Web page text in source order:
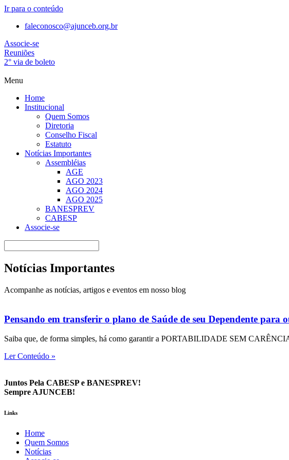
Ir para o conteúdo
faleconosco@ajunceb.org.br
Associe-se
Reuniões
2° via de boleto
Menu
Home
Institucional
Quem Somos
Diretoria
Conselho Fiscal
Estatuto
Notícias Importantes
Assembléias
AGE
AGO 2023
AGO 2024
AGO 2025
BANESPREV
CABESP
Associe-se
Notícias Importantes
Acompanhe as notícias, artigos e eventos em nosso blog
Pensando em transferir o plano de Saúde de seu Dependente
Saiba que, de forma simples, há como garantir a PORTABILIDADE SEM
Ler Conteúdo »
Juntos Pela CABESP e BANESPREV!
Sempre AJUNCEB!
Links
Home
Quem Somos
Notícias